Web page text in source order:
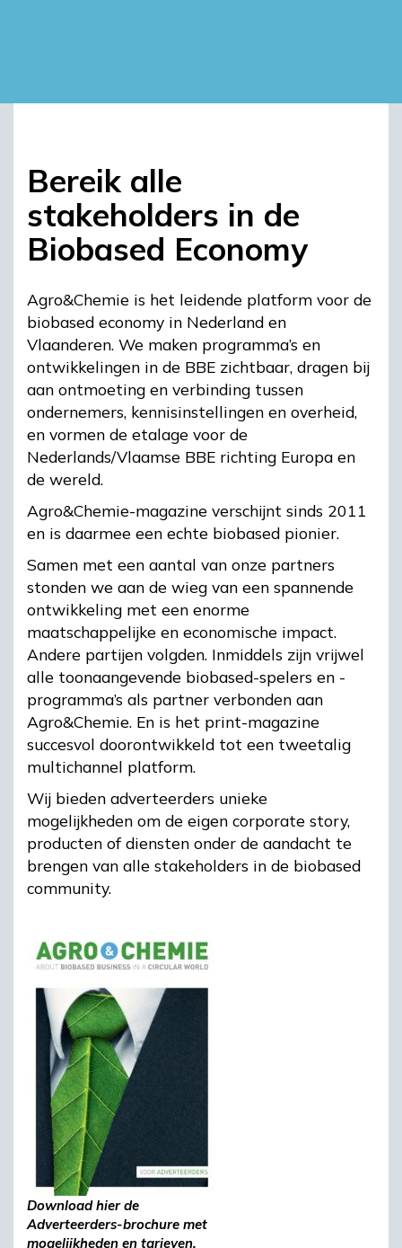
Bereik alle
stakeholders in de
Biobased Economy
Agro&Chemie is het leidende platform voor de
biobased economy in Nederland en
Vlaanderen. We maken programma’s en
ontwikkelingen in de BBE zichtbaar, dragen bij
aan ontmoeting en verbinding tussen
ondernemers, kennisinstellingen en overheid,
en vormen de etalage voor de
Nederlands/Vlaamse BBE richting Europa en
de wereld.
Agro&Chemie-magazine verschijnt sinds 2011
en is daarmee een echte biobased pionier.
Samen met een aantal van onze partners
stonden we aan de wieg van een spannende
ontwikkeling met een enorme
maatschappelijke en economische impact.
Andere partijen volgden. Inmiddels zijn vrijwel
alle toonaangevende biobased-spelers en -
programma’s als partner verbonden aan
Agro&Chemie. En is het print-magazine
succesvol doorontwikkeld tot een tweetalig
multichannel platform.
Wij bieden adverteerders unieke
mogelijkheden om de eigen corporate story,
producten of diensten onder de aandacht te
brengen van alle stakeholders in de biobased
community.
Download hier de
Adverteerders-brochure met
mogelijkheden en tarieven.